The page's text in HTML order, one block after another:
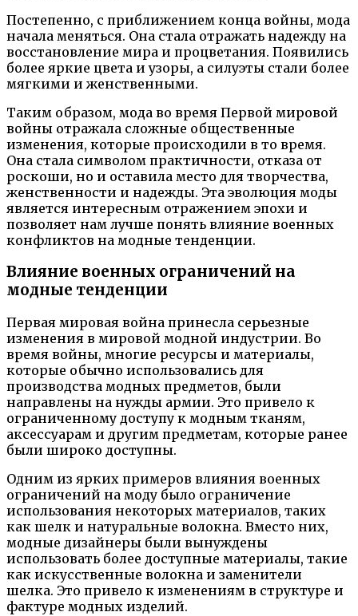
Постепенно, с приближением конца войны, мода
начала меняться. Она стала отражать надежду на
восстановление мира и процветания. Появились
более яркие цвета и узоры, а силуэты стали более
мягкими и женственными.
Таким образом, мода во время Первой мировой
войны отражала сложные общественные
изменения, которые происходили в то время.
Она стала символом практичности, отказа от
роскоши, но и оставила место для творчества,
женственности и надежды. Эта эволюция моды
является интересным отражением эпохи и
позволяет нам лучше понять влияние военных
конфликтов на модные тенденции.
Влияние военных ограничений на
модные тенденции
Первая мировая война принесла серьезные
изменения в мировой модной индустрии. Во
время войны, многие ресурсы и материалы,
которые обычно использовались для
производства модных предметов, были
направлены на нужды армии. Это привело к
ограниченному доступу к модным тканям,
аксессуарам и другим предметам, которые ранее
были широко доступны.
Одним из ярких примеров влияния военных
ограничений на моду было ограничение
использования некоторых материалов, таких
как шелк и натуральные волокна. Вместо них,
модные дизайнеры были вынуждены
использовать более доступные материалы, такие
как искусственные волокна и заменители
шелка. Это привело к изменениям в структуре и
фактуре модных изделий.